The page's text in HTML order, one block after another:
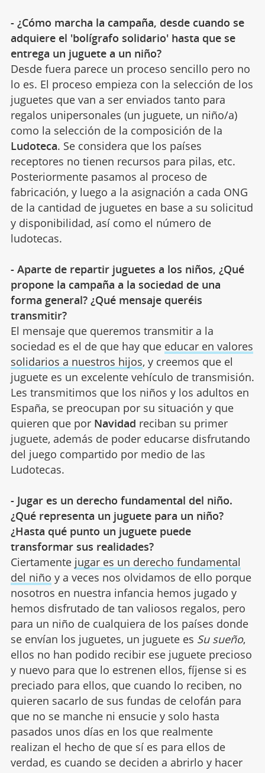
- ¿Cómo marcha la campaña, desde cuando se
adquiere el 'bolígrafo solidario' hasta que se
entrega un juguete a un niño?
Desde fuera parece un proceso sencillo pero no
lo es. El proceso empieza con la selección de los
juguetes que van a ser enviados tanto para
regalos unipersonales (un juguete, un niño/a)
como la selección de la composición de la
Ludoteca. Se considera que los países
receptores no tienen recursos para pilas, etc.
Posteriormente pasamos al proceso de
fabricación, y luego a la asignación a cada ONG
de la cantidad de juguetes en base a su solicitud
y disponibilidad, así como el número de
ludotecas.
- Aparte de repartir juguetes a los niños, ¿Qué
propone la campaña a la sociedad de una
forma general? ¿Qué mensaje queréis
transmitir?
El mensaje que queremos transmitir a la
sociedad es el de que hay que educar en valores
solidarios a nuestros hijos, y creemos que el
juguete es un excelente vehículo de transmisión.
Les transmitimos que los niños y los adultos en
España, se preocupan por su situación y que
quieren que por Navidad reciban su primer
juguete, además de poder educarse disfrutando
del juego compartido por medio de las
Ludotecas.
- Jugar es un derecho fundamental del niño.
¿Qué representa un juguete para un niño?
¿Hasta qué punto un juguete puede
transformar sus realidades?
Ciertamente jugar es un derecho fundamental
del niño y a veces nos olvidamos de ello porque
nosotros en nuestra infancia hemos jugado y
hemos disfrutado de tan valiosos regalos, pero
para un niño de cualquiera de los países donde
se envían los juguetes, un juguete es Su sueño,
ellos no han podido recibir ese juguete precioso
y nuevo para que lo estrenen ellos, fíjense si es
preciado para ellos, que cuando lo reciben, no
quieren sacarlo de sus fundas de celofán para
que no se manche ni ensucie y solo hasta
pasados unos días en los que realmente
realizan el hecho de que sí es para ellos de
verdad, es cuando se deciden a abrirlo y hacer